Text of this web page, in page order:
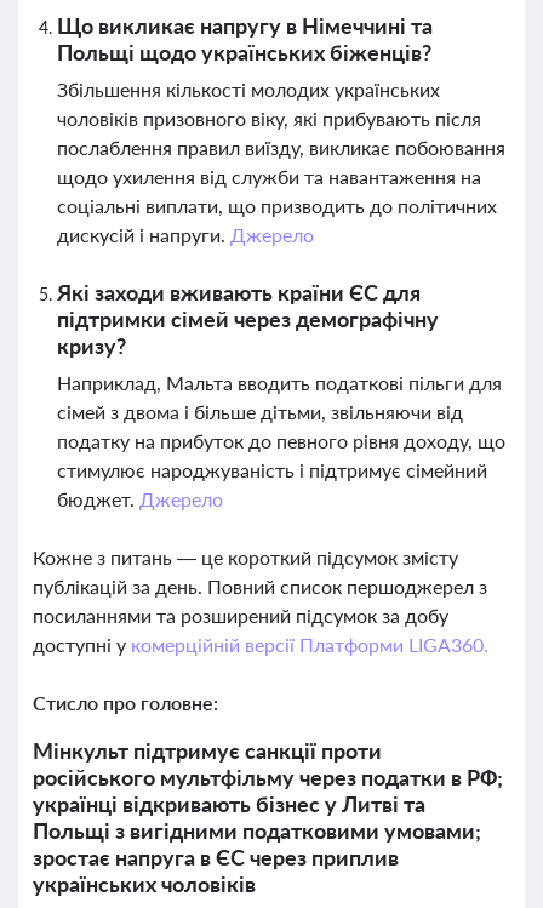
Що викликає напругу в Німеччині та
Польщі щодо українських біженців?
Збільшення кількості молодих українських
чоловіків призовного віку, які прибувають після
послаблення правил виїзду, викликає побоювання
щодо ухилення від служби та навантаження на
соціальні виплати, що призводить до політичних
дискусій і напруги. Джерело
Які заходи вживають країни ЄС для
підтримки сімей через демографічну
кризу?
Наприклад, Мальта вводить податкові пільги для
сімей з двома і більше дітьми, звільняючи від
податку на прибуток до певного рівня доходу, що
стимулює народжуваність і підтримує сімейний
бюджет. Джерело
Кожне з питань — це короткий підсумок змісту
публікацій за день. Повний список першоджерел з
посиланнями та розширений підсумок за добу
доступні у комерційній версії Платформи LIGA360.
Стисло про головне:
Мінкульт підтримує санкції проти
російського мультфільму через податки в РФ;
українці відкривають бізнес у Литві та
Польщі з вигідними податковими умовами;
зростає напруга в ЄС через приплив
українських чоловіків